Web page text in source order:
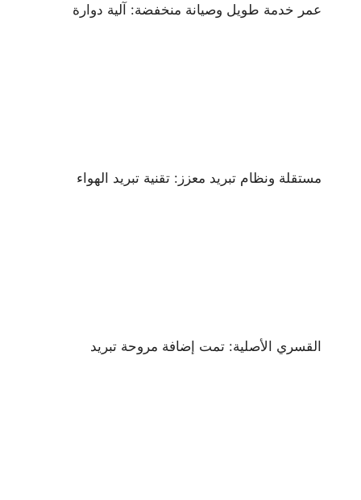
عمر خدمة طويل وصيانة منخفضة: آلية دوارة
مستقلة ونظام تبريد معزز: تقنية تبريد الهواء
القسري الأصلية: تمت إضافة مروحة تبريد